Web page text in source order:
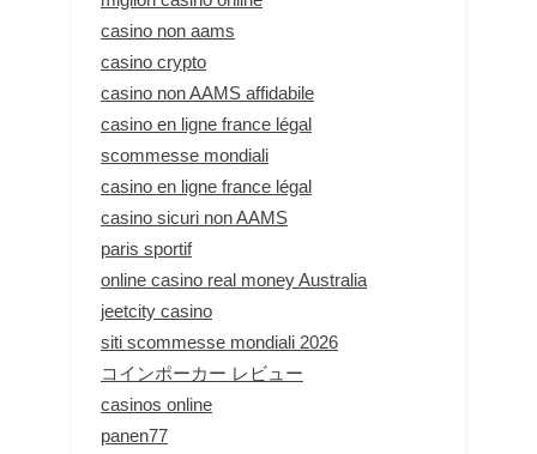
casino non aams
casino crypto
casino non AAMS affidabile
casino en ligne france légal
scommesse mondiali
casino en ligne france légal
casino sicuri non AAMS
paris sportif
online casino real money Australia
jeetcity casino
siti scommesse mondiali 2026
コインポーカー レビュー
casinos online
panen77